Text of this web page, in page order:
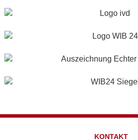
KONTAKT